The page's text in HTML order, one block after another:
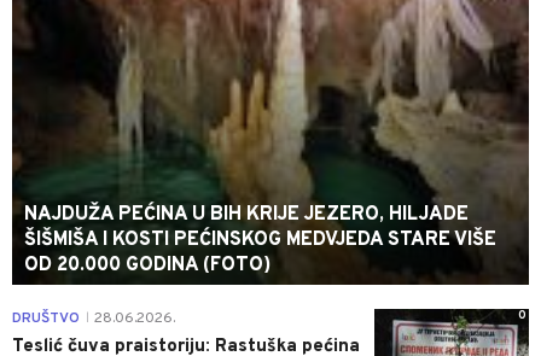
NAJDUŽA PEĆINA U BIH KRIJE JEZERO, HILJADE
ŠIŠMIŠA I KOSTI PEĆINSKOG MEDVJEDA STARE VIŠE
OD 20.000 GODINA (FOTO)
0
DRUŠTVO 28.06.2026.
Teslić čuva praistoriju: Rastuška pećina